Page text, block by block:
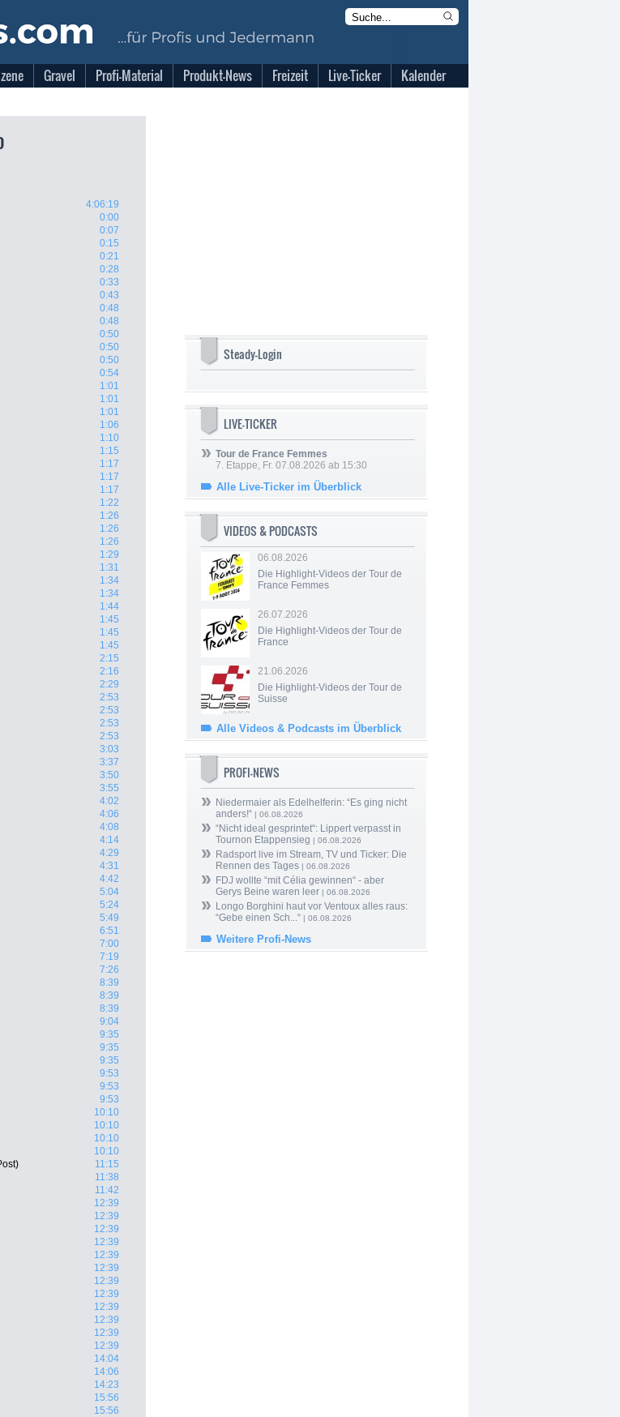
Gravel Profi-Material Produkt-News Freizeit Live-Ticker Kalender
4:06:19
0:00
0:07
0:15
0:21
0:28
0:33
0:43
0:48
0:48
0:50
0:50
0:50
0:54
1:01
1:01
1:01
1:06
1:10
1:15
1:17
1:17
1:17
1:22
1:26
1:26
1:26
1:29
1:31
1:34
1:34
1:44
1:45
1:45
1:45
2:15
2:16
2:29
2:53
2:53
2:53
2:53
3:03
3:37
3:50
3:55
4:02
4:06
4:08
4:14
4:29
4:31
4:42
5:04
5:24
5:49
6:51
7:00
7:19
7:26
8:39
8:39
8:39
9:04
9:35
9:35
9:35
9:53
9:53
9:53
10:10
10:10
10:10
10:10
11:15
11:38
11:42
12:39
12:39
12:39
12:39
12:39
12:39
12:39
12:39
12:39
12:39
12:39
12:39
14:04
14:06
14:23
15:56
15:56
Steady-Login
LIVE-TICKER
Tour de France Femmes
7. Etappe, Fr. 07.08.2026 ab 15:30
Alle Live-Ticker im Überblick
VIDEOS & PODCASTS
06.08.2026
Die Highlight-Videos der Tour de
France Femmes
26.07.2026
Die Highlight-Videos der Tour de
France
21.06.2026
Die Highlight-Videos der Tour de
Suisse
Alle Videos & Podcasts im Überblick
PROFI-NEWS
Niedermaier als Edelhelferin: “Es ging nicht
anders!“ | 06.08.2026
“Nicht ideal gesprintet“: Lippert verpasst in
Tournon Etappensieg | 06.08.2026
Radsport live im Stream, TV und Ticker: Die
Rennen des Tages | 06.08.2026
FDJ wollte “mit Célia gewinnen“ - aber
Gerys Beine waren leer | 06.08.2026
Longo Borghini haut vor Ventoux alles raus:
“Gebe einen Sch...“ | 06.08.2026
Weitere Profi-News